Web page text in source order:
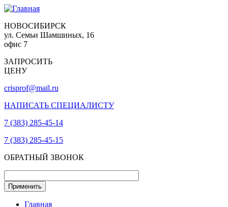
НОВОСИБИРСК
ул. Семьи Шамшиных, 16
офис 7
ЗАПРОСИТЬ
ЦЕНУ
crisprof@mail.ru
НАПИСАТЬ СПЕЦИАЛИСТУ
7 (383) 285-45-14
7 (383) 285-45-15
ОБРАТНЫЙ ЗВОНОК
Главная